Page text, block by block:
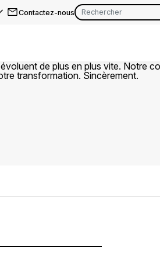
EN FR
Contactez-nous